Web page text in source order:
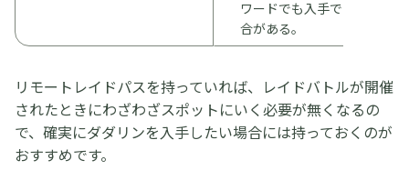
ワードでも入手できる場
合がある。
リモートレイドパスを持っていれば、レイドバトルが開催
されたときにわざわざスポットにいく必要が無くなるの
で、確実にダダリンを入手したい場合には持っておくのが
おすすめです。